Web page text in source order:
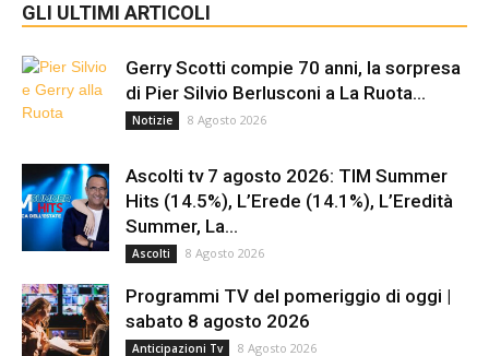
GLI ULTIMI ARTICOLI
Gerry Scotti compie 70 anni, la sorpresa
di Pier Silvio Berlusconi a La Ruota...
Notizie 8 Agosto 2026
Ascolti tv 7 agosto 2026: TIM Summer
Hits (14.5%), L’Erede (14.1%), L’Eredità
Summer, La...
Ascolti 8 Agosto 2026
Programmi TV del pomeriggio di oggi |
sabato 8 agosto 2026
Anticipazioni Tv 8 Agosto 2026